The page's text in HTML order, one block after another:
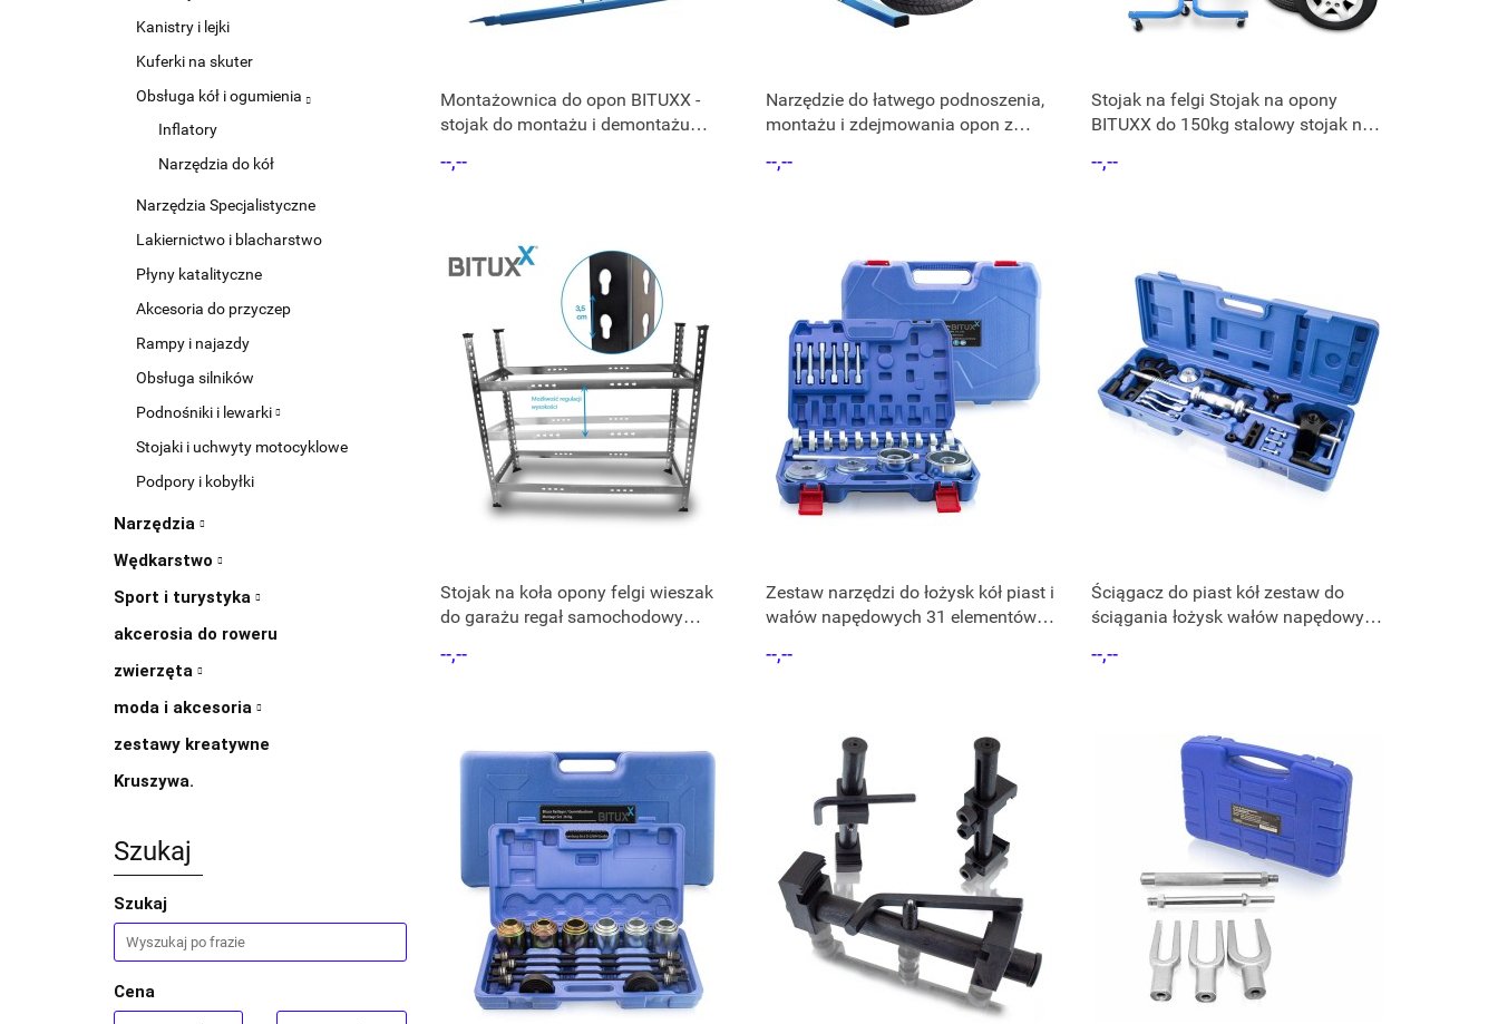
Kanistry i lejki
Kuferki na skuter
Obsługa kół i ogumienia
Inflatory
Narzędzia do kół
Narzędzia Specjalistyczne
Lakiernictwo i blacharstwo
Płyny katalityczne
Akcesoria do przyczep
Rampy i najazdy
Obsługa silników
Podnośniki i lewarki
Stojaki i uchwyty motocyklowe
Podpory i kobyłki
Narzędzia
Wędkarstwo
Sport i turystyka
akcerosia do roweru
zwierzęta
moda i akcesoria
zestawy kreatywne
Kruszywa.
Szukaj
Szukaj
Cena
Montażownica do opon BITUXX -
stojak do montażu i demontażu
samochodowych
--,--
Narzędzie do łatwego podnoszenia,
montażu i zdejmowania opon z
--,--
Stojak na felgi Stojak na opony
BITUXX do 150kg stalowy stojak na
--,--
Stojak na koła opony felgi wieszak
do garażu regał samochodowy
--,--
Zestaw narzędzi do łożysk kół piast i
wałów napędowych 31 elementów w
--,--
Ściągacz do piast kół zestaw do
ściągania łożysk wałów napędowych
--,--